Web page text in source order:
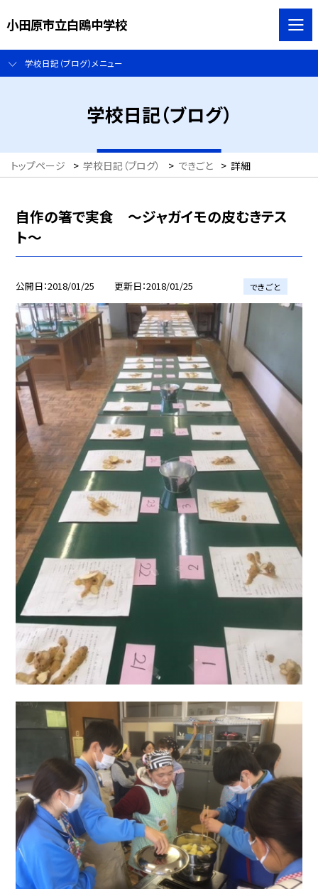
小田原市立白鴎中学校
学校日記（ブログ）メニュー
学校日記（ブログ）
トップページ > 学校日記（ブログ） > できごと > 詳細
自作の箸で実食 〜ジャガイモの皮むきテス
ト〜
公開日 2018/01/25 更新日 2018/01/25 できごと